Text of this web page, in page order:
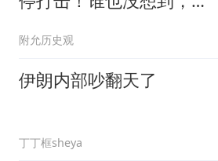
附允历史观
伊朗内部吵翻天了
丁丁框sheya